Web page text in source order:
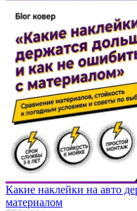
Какие наклейки на авто
материалом